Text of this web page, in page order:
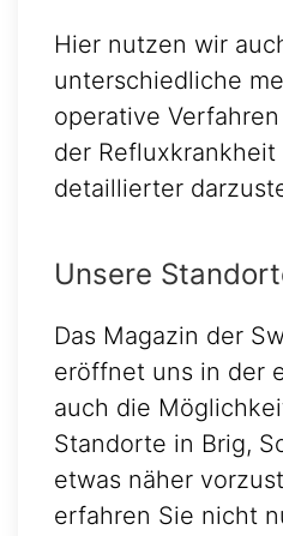
Hier nutzen wir
unterschiedliche
operative
der Refluxkrankheit
detaillierter
Unsere
Das Magazin der
eröffnet uns in der
auch die
Standorte in Brig,
etwas näher
erfahren Sie nicht